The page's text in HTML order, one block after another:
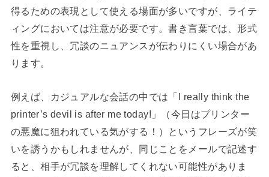
得るための表現として使える場面が多いですが、ライテ
ィングにおいては注意が必要です。書き言葉では、形式
性を重視し、冗談のニュアンスが伝わりにくい場合があ
ります。
例えば、カジュアルな会話の中では「I really think the
printer’s devil is after me today!」（今日はプリンター
の悪魔に狙われている気がする！）というフレーズが笑
いを誘うかもしれませんが、同じことをメールで記述す
ると、相手が冗談を理解してくれない可能性がありま